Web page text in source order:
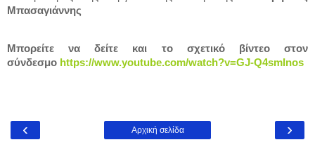
Μπασαγιάννης
Μπορείτε να δείτε και το σχετικό βίντεο στον
σύνδεσμο https://www.youtube.com/watch?v=GJ-Q4smInos
‹ ›
Αρχική σελίδα